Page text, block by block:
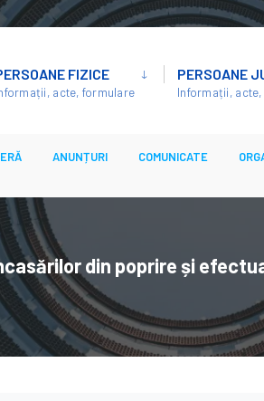
FIZICE
acte, formulare
PERSOANE
Informații,
ANUNȚURI COMUNICATE
din poprire și